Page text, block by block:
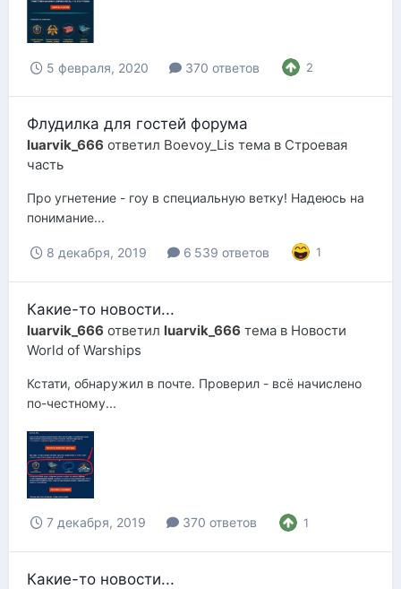
5 февраля, 2020 370 ответов 2
Флудилка для гостей форума
luarvik_666 ответил Boevoy_Lis тема в Строевая
часть
Про угнетение - гоу в специальную ветку! Надеюсь на
понимание...
8 декабря, 2019 6 539 ответов 1
Какие-то новости...
luarvik_666 ответил luarvik_666 тема в Новости
World of Warships
Кстати, обнаружил в почте. Проверил - всё начислено
по-честному...
7 декабря, 2019 370 ответов 1
Какие-то новости...